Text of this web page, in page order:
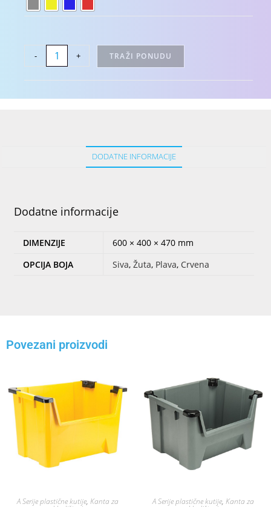
- + TRAŽI PONUDU
DODATNE INFORMACIJE
Dodatne informacije
DIMENZIJE
600 × 400 × 470 mm
OPCIJA BOJA
Siva, Žuta, Plava, Crvena
Povezani proizvodi
A Serije plastične kutije, Kanta za A Serije plastične kutije, Kanta za